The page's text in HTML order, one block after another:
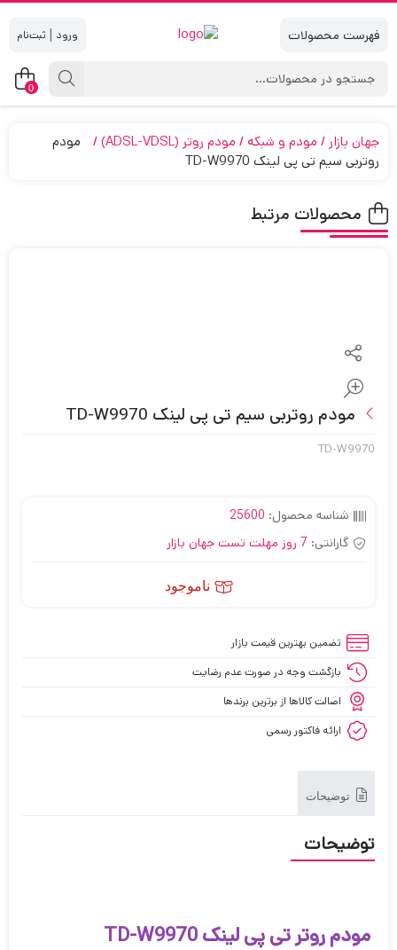
|
0
جهان بازار مودم و شبکه مودم روتر (ADSL-VDSL)
مودم
روتربی سیم تی پی لینک TD-W9970
محصولات مرتبط
مودم روتربی سیم تی پی لینک TD-W9970
TD-W9970
شناسه محصول: 25600
گارانتی: 7 روز مهلت تست جهان بازار
ناموجود
تضمین بهترین قیمت بازار
بازگشت وجه در صورت عدم رضایت
اصالت کالاها از برترین برندها
ارائه فاکتور رسمی
توضیحات
توضیحات
مودم روتر تی پی لینک TD-W9970